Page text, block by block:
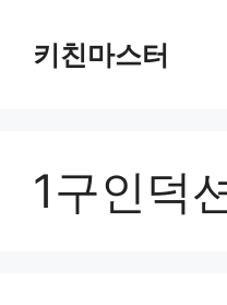
키친마스터
1구인덕